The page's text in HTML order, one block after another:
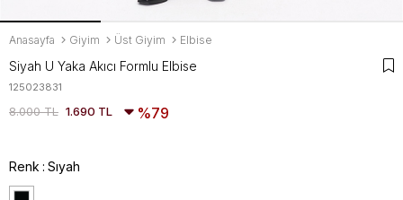
Anasayfa Giyim Üst Giyim Elbise
Siyah U Yaka Akıcı Formlu Elbise
125023831
8.000 TL 1.690 TL 79
Renk Sıyah